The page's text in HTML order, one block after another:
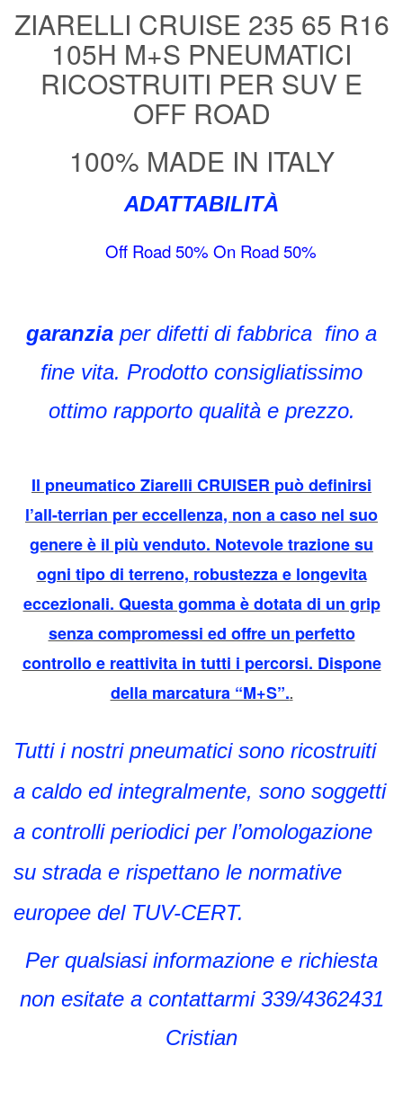
era:
320,00€.
è:
150,00€.
ZIARELLI CRUISE 235 65 R16
105H M+S PNEUMATICI
RICOSTRUITI PER SUV E
OFF ROAD
100% MADE IN ITALY
ADATTABILITÀ
Off Road 50% On Road 50%
garanzia per difetti di fabbrica fino a
fine vita. Prodotto consigliatissimo
ottimo rapporto qualità e prezzo.
Il pneumatico Ziarelli CRUISER può definirsi
l’all-terrian per eccellenza, non a caso nel suo
genere è il più venduto. Notevole trazione su
ogni tipo di terreno, robustezza e longevitа
eccezionali. Questa gomma è dotata di un grip
senza compromessi ed offre un perfetto
controllo e reattivitа in tutti i percorsi. Dispone
della marcatura “M+S”..
Tutti i nostri pneumatici sono ricostruiti
a caldo ed integralmente, sono soggetti
a controlli periodici per l’omologazione
su strada e rispettano le normative
europee del TUV-CERT.
Per qualsiasi informazione e richiesta
non esitate a contattarmi 339/4362431
Cristian